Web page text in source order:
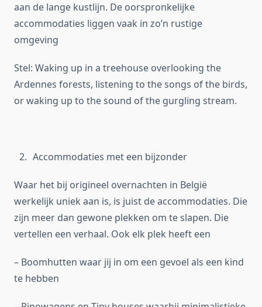
aan de lange kustlijn. De oorspronkelijke
accommodaties liggen vaak in zo’n rustige
omgeving
Stel: Waking up in a treehouse overlooking the
Ardennes forests, listening to the songs of the birds,
or waking up to the sound of the gurgling stream.
Accommodaties met een bijzonder
Waar het bij origineel overnachten in België
werkelijk uniek aan is, is juist de accommodaties. Die
zijn meer dan gewone plekken om te slapen. Die
vertellen een verhaal. Ook elk plek heeft een
– Boomhutten waar jij in om een gevoel als een kind
te hebben